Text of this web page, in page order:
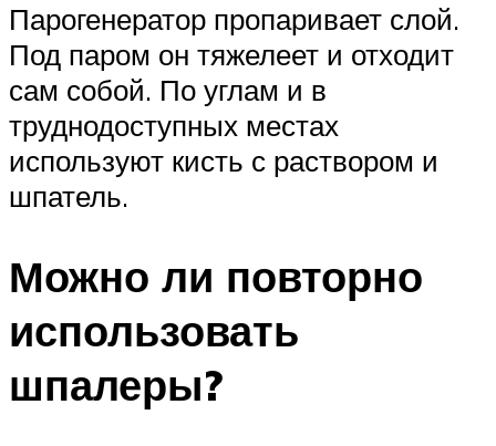
Парогенератор пропаривает слой.
Под паром он тяжелеет и отходит
сам собой. По углам и в
труднодоступных местах
используют кисть с раствором и
шпатель.
Можно ли повторно
использовать
шпалеры?